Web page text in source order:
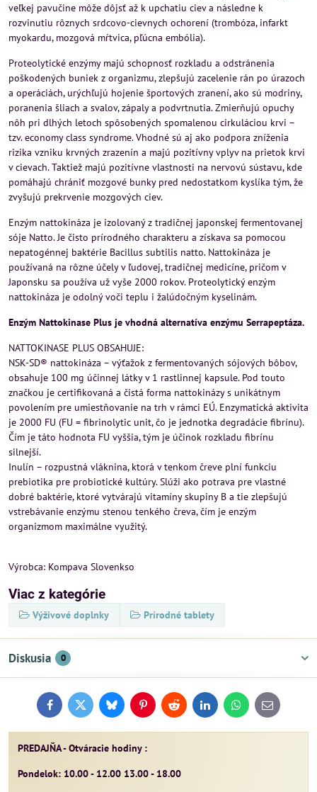
veľkej pavučine môže dôjsť až k upchatiu ciev a následne k
rozvinutiu rôznych srdcovo-cievnych ochorení (trombóza, infarkt
myokardu, mozgová mŕtvica, pľúcna embólia).
Proteolytické enzýmy majú schopnosť rozkladu a odstránenia
poškodených buniek z organizmu, zlepšujú zacelenie rán po úrazoch
a operáciách, urýchľujú hojenie športových zranení, ako sú modriny,
poranenia šliach a svalov, zápaly a podvrtnutia. Zmierňujú opuchy
nôh pri dlhých letoch spôsobených spomalenou cirkuláciou krvi –
tzv. economy class syndrome. Vhodné sú aj ako podpora zníženia
rizika vzniku krvných zrazenín a majú pozitívny vplyv na prietok krvi
v cievach. Taktiež majú pozitívne vlastnosti na nervovú sústavu, kde
pomáhajú chrániť mozgové bunky pred nedostatkom kyslíka tým, že
zvyšujú prekrvenie mozgových ciev.
Enzým nattokináza je izolovaný z tradičnej japonskej fermentovanej
sóje Natto. Je čisto prírodného charakteru a získava sa pomocou
nepatogénnej baktérie Bacillus subtilis natto. Nattokináza je
používaná na rôzne účely v ľudovej, tradičnej medicíne, pričom v
Japonsku sa používa už vyše 2000 rokov. Proteolytický enzým
nattokináza je odolný voči teplu i žalúdočným kyselinám.
Enzým Nattokinase Plus je vhodná alternatíva enzýmu Serrapeptáza.
NATTOKINASE PLUS OBSAHUJE:
NSK-SD® nattokináza – výťažok z fermentovaných sójových bôbov,
obsahuje 100 mg účinnej látky v 1 rastlinnej kapsule. Pod touto
značkou je certifikovaná a čistá forma nattokinázy s unikátnym
povolením pre umiestňovanie na trh v rámci EÚ. Enzymatická aktivita
je 2000 FU (FU = fibrinolytic unit, čo je jednotka degradácie fibrínu).
Čím je táto hodnota FU vyššia, tým je účinok rozkladu fibrínu
silnejší.
Inulín – rozpustná vláknina, ktorá v tenkom čreve plní funkciu
prebiotika pre probiotické kultúry. Slúži ako potrava pre vlastné
dobré baktérie, ktoré vytvárajú vitamíny skupiny B a tie zlepšujú
vstrebávanie enzýmu stenou tenkého čreva, čím je enzým
organizmom maximálne využitý.
Výrobca: Kompava Slovenkso
Viac z kategórie
Výživové doplnky Prírodné tablety
Diskusia 0
FacebookTwitterBlueskyPinterestReddit LinkedInWhatsApp
E-
mail
PREDAJŇA - Otváracie hodiny :
Pondelok: 10.00 - 12.00 13.00 - 18.00